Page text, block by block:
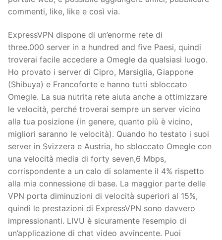
commenti, like, like e così via.
ExpressVPN dispone di un’enorme rete di
three.000 server in a hundred and five Paesi, quindi
troverai facile accedere a Omegle da qualsiasi luogo.
Ho provato i server di Cipro, Marsiglia, Giappone
(Shibuya) e Francoforte e hanno tutti sbloccato
Omegle. La sua nutrita rete aiuta anche a ottimizzare
le velocità, perché troverai sempre un server vicino
alla tua posizione (in genere, quanto più è vicino,
migliori saranno le velocità). Quando ho testato i suoi
server in Svizzera e Austria, ho sbloccato Omegle con
una velocità media di forty seven,6 Mbps,
corrispondente a un calo di solamente il 4% rispetto
alla mia connessione di base. La maggior parte delle
VPN porta diminuzioni di velocità superiori al 15%,
quindi le prestazioni di ExpressVPN sono davvero
impressionanti. LIVU è sicuramente l’esempio di
un’applicazione di chat video avvincente. Puoi